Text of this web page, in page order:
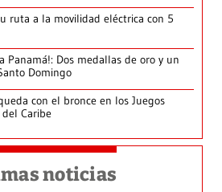
ruta a la movilidad eléctrica con 5
Panamá!: Dos medallas de oro y un
Domingo
con el bronce en los Juegos
Caribe
noticias